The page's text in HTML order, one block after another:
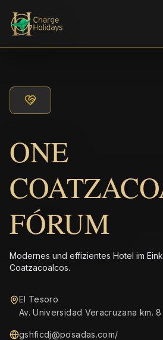
ONE
FÓRUM
Modernes und effizientes Hotel im
Coatzacoalcos.
El Tesoro
Av. Universidad Veracruzana km. 8
gshficdj@posadas.com/